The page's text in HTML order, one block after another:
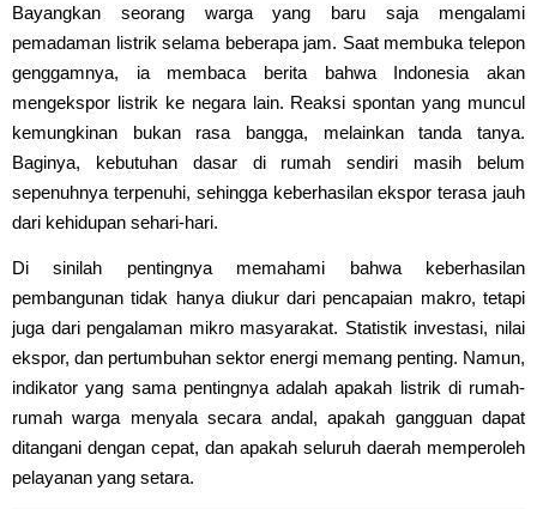
Bayangkan seorang warga yang baru saja mengalami
pemadaman listrik selama beberapa jam. Saat membuka telepon
genggamnya, ia membaca berita bahwa Indonesia akan
mengekspor listrik ke negara lain. Reaksi spontan yang muncul
kemungkinan bukan rasa bangga, melainkan tanda tanya.
Baginya, kebutuhan dasar di rumah sendiri masih belum
sepenuhnya terpenuhi, sehingga keberhasilan ekspor terasa jauh
dari kehidupan sehari-hari.
Di sinilah pentingnya memahami bahwa keberhasilan
pembangunan tidak hanya diukur dari pencapaian makro, tetapi
juga dari pengalaman mikro masyarakat. Statistik investasi, nilai
ekspor, dan pertumbuhan sektor energi memang penting. Namun,
indikator yang sama pentingnya adalah apakah listrik di rumah-
rumah warga menyala secara andal, apakah gangguan dapat
ditangani dengan cepat, dan apakah seluruh daerah memperoleh
pelayanan yang setara.